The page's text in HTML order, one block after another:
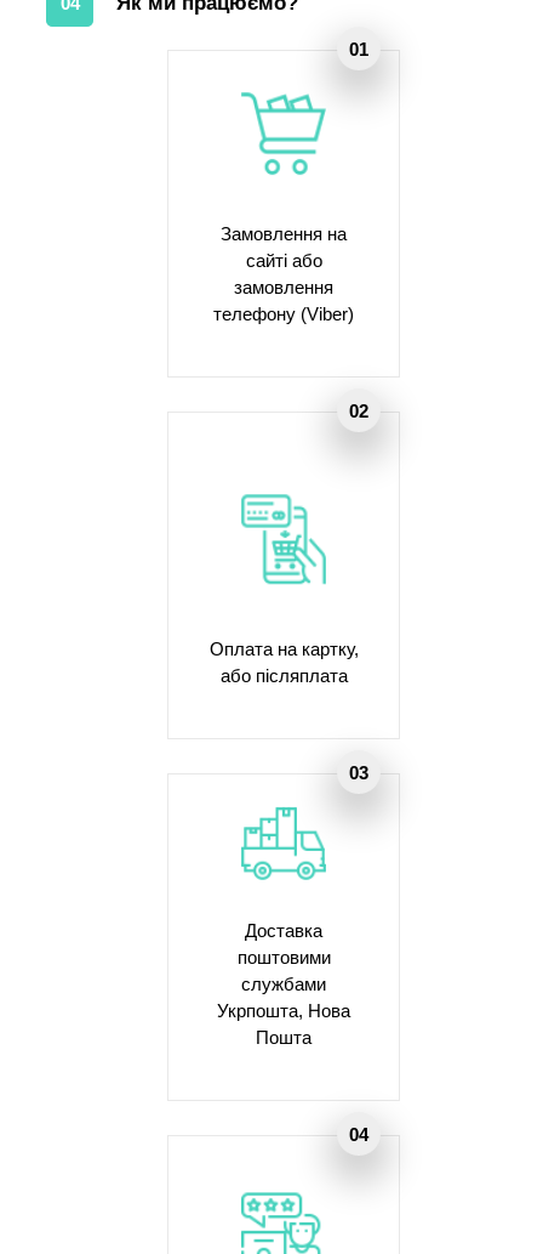
Замовлення на
сайті або
замовлення
телефону (Viber)
Оплата на картку,
або післяплата
Доставка
поштовими
службами
Укрпошта, Нова
Пошта